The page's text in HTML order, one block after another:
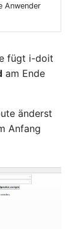
Anwender
fügt i-doit
am Ende
änderst
Anfang